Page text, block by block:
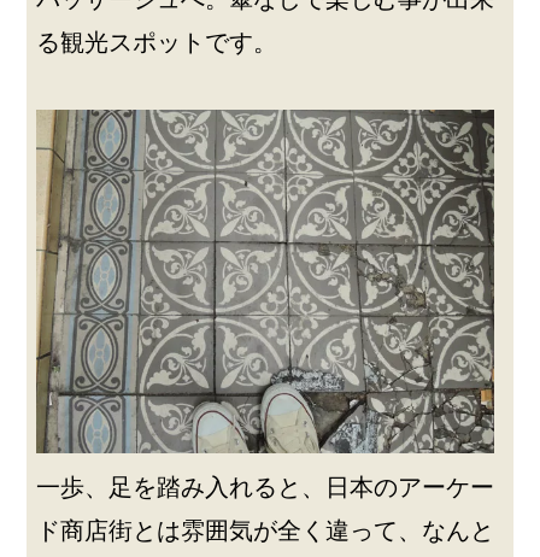
る観光スポットです。
一歩、足を踏み入れると、日本のアーケー
ド商店街とは雰囲気が全く違って、なんと